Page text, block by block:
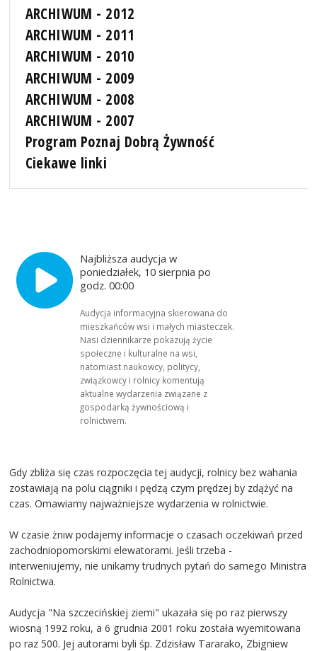
ARCHIWUM - 2012
ARCHIWUM - 2011
ARCHIWUM - 2010
ARCHIWUM - 2009
ARCHIWUM - 2008
ARCHIWUM - 2007
Program Poznaj Dobrą Żywność
Ciekawe linki
Najbliższa audycja w
poniedziałek, 10 sierpnia po
godz. 00:00
Audycja informacyjna skierowana do
mieszkańców wsi i małych miasteczek.
Nasi dziennikarze pokazują życie
społeczne i kulturalne na wsi,
natomiast naukowcy, politycy,
związkowcy i rolnicy komentują
aktualne wydarzenia związane z
gospodarką żywnościową i
rolnictwem.
Gdy zbliża się czas rozpoczęcia tej audycji, rolnicy bez wahania
zostawiają na polu ciągniki i pędzą czym prędzej by zdążyć na
czas. Omawiamy najważniejsze wydarzenia w rolnictwie.
W czasie żniw podajemy informacje o czasach oczekiwań przed
zachodniopomorskimi elewatorami. Jeśli trzeba -
interweniujemy, nie unikamy trudnych pytań do samego Ministra
Rolnictwa.
Audycja "Na szczecińskiej ziemi" ukazała się po raz pierwszy
wiosną 1992 roku, a 6 grudnia 2001 roku została wyemitowana
po raz 500. Jej autorami byli śp. Zdzisław Tararako, Zbigniew